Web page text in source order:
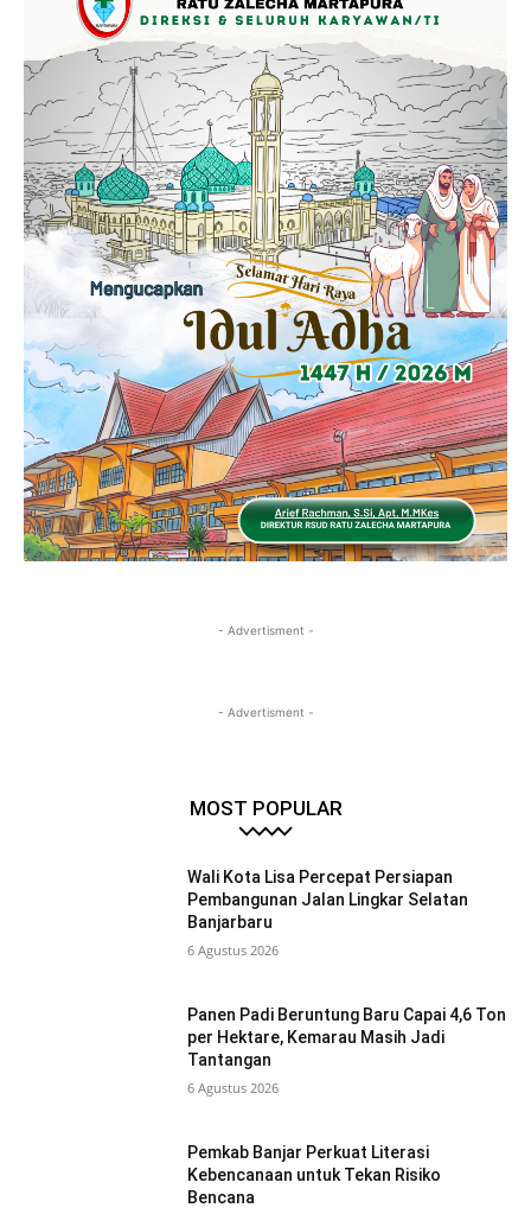
- Advertisment -
- Advertisment -
MOST POPULAR
Wali Kota Lisa Percepat Persiapan
Pembangunan Jalan Lingkar Selatan
Banjarbaru
6 Agustus 2026
Panen Padi Beruntung Baru Capai 4,6 Ton
per Hektare, Kemarau Masih Jadi
Tantangan
6 Agustus 2026
Pemkab Banjar Perkuat Literasi
Kebencanaan untuk Tekan Risiko
Bencana